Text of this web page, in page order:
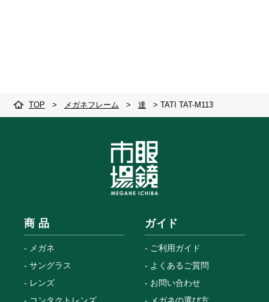
レンズ
コンタクトレンズ
補聴器
ガイド
ご利用ガイド
お問い合わせ
メガネの選び方
会員情報